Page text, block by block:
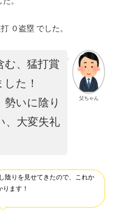
０盗塁 でした。
父ちゃん
む、猛打賞
た！
いに陰り
大変失礼
陰りを見せてきたので、これか
ます！